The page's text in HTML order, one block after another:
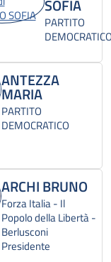
SOFIA
PARTITO
ANTEZZA
MARIA
PARTITO
DEMOCRATICO
ARCHI BRUNO
Forza Italia - Il
Popolo della Libertà -
Berlusconi
Presidente